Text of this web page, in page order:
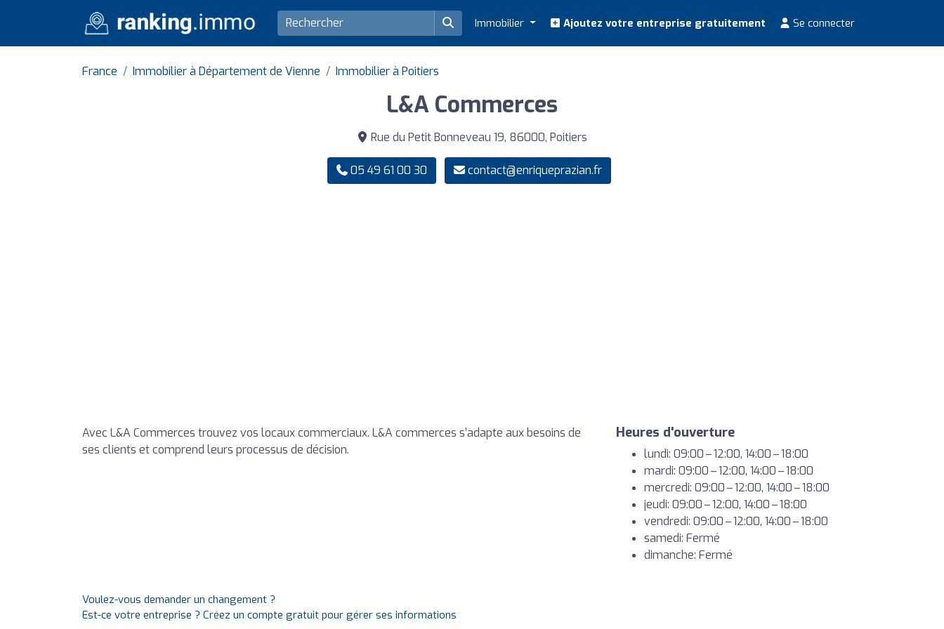
Immobilier Ajoutez votre entreprise gratuitement Se connecter
France Immobilier à Département de Vienne Immobilier à Poitiers
L&A Commerces
Rue du Petit Bonneveau 19, 86000, Poitiers
05 49 61 00 30 contact@enriqueprazian.fr
Avec L&A Commerces trouvez vos locaux commerciaux. L&A commerces s’adapte aux besoins de
ses clients et comprend leurs processus de décision.
Heures d'ouverture
lundi: 09:00 – 12:00, 14:00 – 18:00
mardi: 09:00 – 12:00, 14:00 – 18:00
mercredi: 09:00 – 12:00, 14:00 – 18:00
jeudi: 09:00 – 12:00, 14:00 – 18:00
vendredi: 09:00 – 12:00, 14:00 – 18:00
samedi: Fermé
dimanche: Fermé
Voulez-vous demander un changement ?
Est-ce votre entreprise ? Créez un compte gratuit pour gérer ses informations